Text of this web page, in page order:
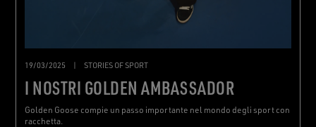
19/03/2025 STORIES OF SPORT
I NOSTRI GOLDEN AMBASSADOR
Golden Goose compie un passo importante nel mondo degli sport con
racchetta.